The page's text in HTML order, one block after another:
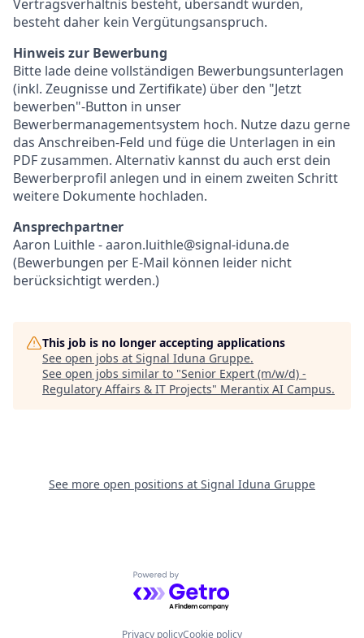
Vertragsverhältnis besteht, übersandt wurden,
besteht daher kein Vergütungsanspruch.
Hinweis zur Bewerbung
Bitte lade deine vollständigen Bewerbungsunterlagen
(inkl. Zeugnisse und Zertifikate) über den "Jetzt
bewerben"-Button in unser
Bewerbermanagementsystem hoch. Nutze dazu gerne
das Anschreiben-Feld und füge die Unterlagen in ein
PDF zusammen. Alternativ kannst du auch erst dein
Bewerberprofil anlegen und in einem zweiten Schritt
weitere Dokumente hochladen.
Ansprechpartner
Aaron Luithle - aaron.luithle@signal-iduna.de
(Bewerbungen per E-Mail können leider nicht
berücksichtigt werden.)
This job is no longer accepting applications
See open jobs at Signal Iduna Gruppe.
See open jobs similar to "Senior Expert (m/w/d) -
Regulatory Affairs & IT Projects" Merantix AI Campus.
See more open positions at Signal Iduna Gruppe
Powered by Getro.com
Privacy policyCookie policy